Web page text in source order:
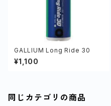
GALLIUM Long Ride 30
¥1,100
同じカテゴリの商品